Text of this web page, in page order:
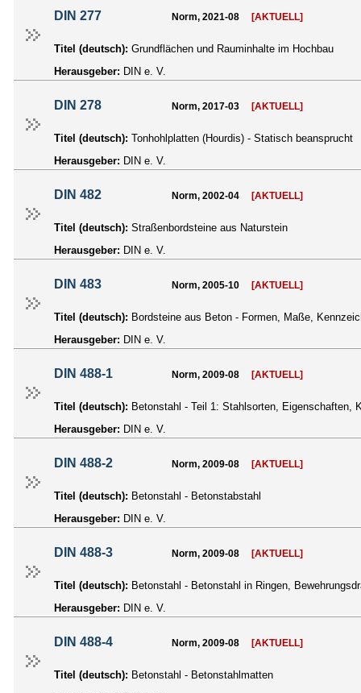
DIN 277 Norm, 2021-08 [AKTUELL]
Titel (deutsch): Grundflächen und Rauminhalte im Hochbau
Herausgeber: DIN e. V.
DIN 278 Norm, 2017-03 [AKTUELL]
Titel (deutsch): Tonhohlplatten (Hourdis) - Statisch beansprucht
Herausgeber: DIN e. V.
DIN 482 Norm, 2002-04 [AKTUELL]
Titel (deutsch): Straßenbordsteine aus Naturstein
Herausgeber: DIN e. V.
DIN 483 Norm, 2005-10 [AKTUELL]
Titel (deutsch): Bordsteine aus Beton - Formen, Maße,
Herausgeber: DIN e. V.
DIN 488-1 Norm, 2009-08 [AKTUELL]
Titel (deutsch): Betonstahl - Teil 1: Stahlsorten, Eigenschaften,
Herausgeber: DIN e. V.
DIN 488-2 Norm, 2009-08 [AKTUELL]
Titel (deutsch): Betonstahl - Betonstabstahl
Herausgeber: DIN e. V.
DIN 488-3 Norm, 2009-08 [AKTUELL]
Titel (deutsch): Betonstahl - Betonstahl in Ringen,
Herausgeber: DIN e. V.
DIN 488-4 Norm, 2009-08 [AKTUELL]
Titel (deutsch): Betonstahl - Betonstahlmatten